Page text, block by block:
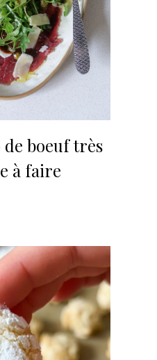
de boeuf très
à faire